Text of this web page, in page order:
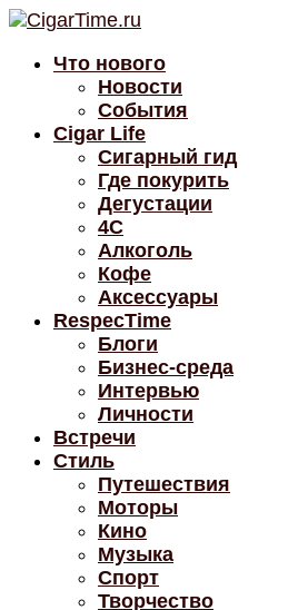
Что нового
Новости
События
Cigar Life
Сигарный гид
Где покурить
Дегустации
4C
Алкоголь
Кофе
Аксессуары
RespecTime
Блоги
Бизнес-среда
Интервью
Личности
Встречи
Стиль
Путешествия
Моторы
Кино
Музыка
Спорт
Творчество